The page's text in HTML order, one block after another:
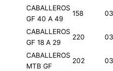
CABALLEROS
GF 40 A 49
158
CABALLEROS
GF 18 A 29
220
CABALLEROS
MTB GF
202